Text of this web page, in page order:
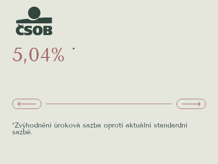
Protokoly o stavu výstavby
Zpracování Dodatku z podnětu
Možnost čerpání do 100 %
5,04% *
*Zvýhodnění úroková sazba oproti aktuální standardní
sazbě.